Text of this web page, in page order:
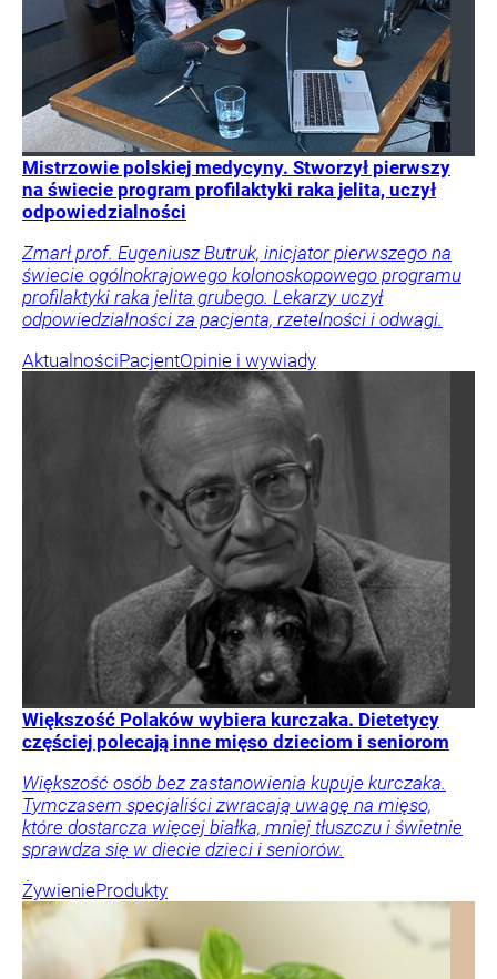
Mistrzowie polskiej medycyny. Stworzył pierwszy
na świecie program profilaktyki raka jelita, uczył
odpowiedzialności
Zmarł prof. Eugeniusz Butruk, inicjator pierwszego na
świecie ogólnokrajowego kolonoskopowego programu
profilaktyki raka jelita grubego. Lekarzy uczył
odpowiedzialności za pacjenta, rzetelności i odwagi.
AktualnościPacjentOpinie i wywiady
Większość Polaków wybiera kurczaka. Dietetycy
częściej polecają inne mięso dzieciom i seniorom
Większość osób bez zastanowienia kupuje kurczaka.
Tymczasem specjaliści zwracają uwagę na mięso,
które dostarcza więcej białka, mniej tłuszczu i świetnie
sprawdza się w diecie dzieci i seniorów.
ŻywienieProdukty